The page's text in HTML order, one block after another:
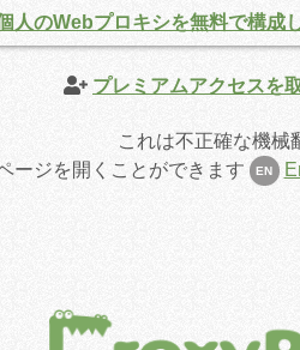
プレミアムアクセスを
これは不正確な機械
ージを開くことができます
EN
人のWebプロキシを無料で構成